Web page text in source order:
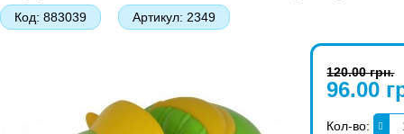
Код: 883039 Артикул: 2349
120.00 грн.
96.00
Кол-во: